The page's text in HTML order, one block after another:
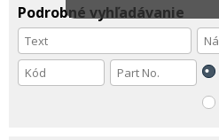
Podrobné vyhľadávanie